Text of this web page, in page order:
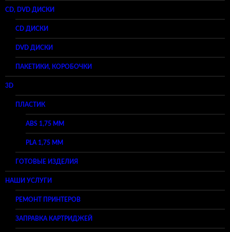
CD, DVD ДИСКИ
CD ДИСКИ
DVD ДИСКИ
ПАКЕТИКИ, КОРОБОЧКИ
3D
ПЛАСТИК
ABS 1,75 ММ
PLA 1,75 ММ
ГОТОВЫЕ ИЗДЕЛИЯ
НАШИ УСЛУГИ
РЕМОНТ ПРИНТЕРОВ
ЗАПРАВКА КАРТРИДЖЕЙ